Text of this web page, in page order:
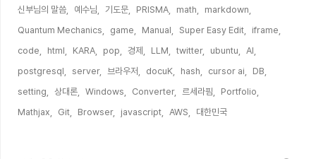
신부님의 말씀,
예수님, 기도문, PRISMA, math,
markdown,
Quantum Mechanics,
game, Manual, Super Easy Edit,
iframe,
code,
html, KARA, pop, 경제, LLM, twitter, ubuntu,
AI,
postgresql,
server, 브라우저, docuK, hash, cursor ai,
DB,
setting,
상대론, Windows, Converter, 르세라핌,
Portfolio,
Mathjax,
Git, Browser, javascript, AWS, 대한민국,